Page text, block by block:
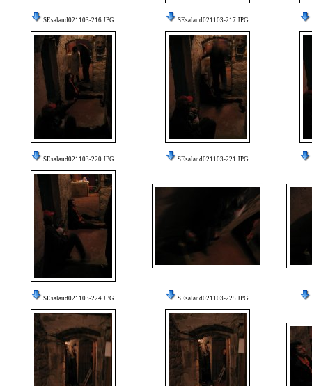
SEsalaud021103-216.JPG SEsalaud021103-217.JPG
SEsalaud021103-220.JPG SEsalaud021103-221.JPG
SEsalaud021103-224.JPG SEsalaud021103-225.JPG